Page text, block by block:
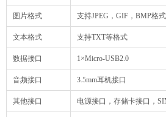
图片格式 支持JPEG，GIF，BMP格式
文本格式 支持TXT等格式
数据接口 1×Micro-USB2.0
音频接口 3.5mm耳机接口
其他接口 电源接口，存储卡接口，